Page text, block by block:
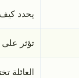
يحدد
تؤثر على
العائلة